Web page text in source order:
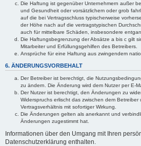
Die Haftung ist gegenüber Unternehmern außer
und Gesundheit oder vorsätzlichem oder grob
auf die bei Vertragsschluss typischerweise
der Höhe nach auf die vertragstypischen
auch für mittelbare Schäden, insbesondere
Die Haftungsbegrenzung der Absätze a bis c gilt
Mitarbeiter und Erfüllungsgehilfen des Betreibers.
Ansprüche für eine Haftung aus zwingendem
6. ÄNDERUNGSVORBEHALT
Der Betreiber ist berechtigt, die
zu ändern. Die Änderung wird dem Nutzer per E-
Der Nutzer ist berechtigt, den Änderungen zu
Widerspruchs erlischt das zwischen dem
Vertragsverhältnis mit sofortiger Wirkung.
Die Änderungen gelten als anerkannt und
Änderungen zugestimmt hat.
Informationen über den Umgang mit Ihren
Datenschutzerklärung enthalten.